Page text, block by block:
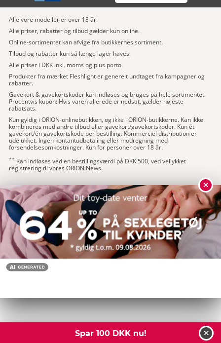
Alle vore modeller er over 18 år.
Alle priser, rabatter og tilbud gælder kun online.
Online-sortimentet kan afvige fra butikkernes sortiment.
Tilbud og rabatter kun så længe lager haves.
Alle priser i DKK inkl. moms og plus porto.
Produkter fra mærket Fleshlight er generelt undtaget fra kampagner og
rabatter.
Gavekort & gavekortskoder kan indløses og bruges på hele sortimentet.
Procentvis kupon: Hvis varen allerede er nedsat, gælder højeste
rabatsats.
Kun gyldig i ORION-onlinebutikken, og ikke i ORION-butikkerne. Kan ikke
kombineres med andre tilbud eller gavekort/gavekortskoder. Kun ét
gavekort/én gavekortskode per bestilling. Kommerciel distribution er
udelukket. Ingen kontantudbetaling eller modregning med
forsendelsesomkostninger. Kun for personer over 18 år.
** Kan indløses ved en bestillingsværdi på DKK 500, ved vellykket
registrering til vores ORION News
Spar 100 DKK nu! luk